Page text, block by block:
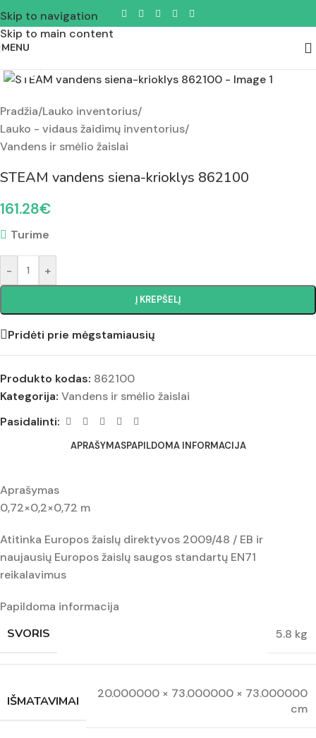
Skip to navigation
Skip to main content
MENU
Pradžia/Lauko inventorius/
Lauko - vidaus žaidimų inventorius/
Vandens ir smėlio žaislai
STEAM vandens siena-krioklys 862100
161.28€
Turime
- +
Į KREPŠELĮ
Pridėti prie mėgstamiausių
Produkto kodas: 862100
Kategorija: Vandens ir smėlio žaislai
Pasidalinti:
APRAŠYMASPAPILDOMA INFORMACIJA
Aprašymas
0,72×0,2×0,72 m
Atitinka Europos žaislų direktyvos 2009/48 / EB ir
naujausių Europos žaislų saugos standartų EN71
reikalavimus
Papildoma informacija
SVORIS 5.8 kg
IŠMATAVIMAI
20.000000 × 73.000000 × 73.000000
cm